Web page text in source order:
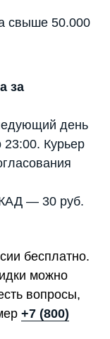
свыше 50.000
за
день
23:00. Курьер
— 30 руб.
бесплатно.
можно
вопросы,
+7 (800)